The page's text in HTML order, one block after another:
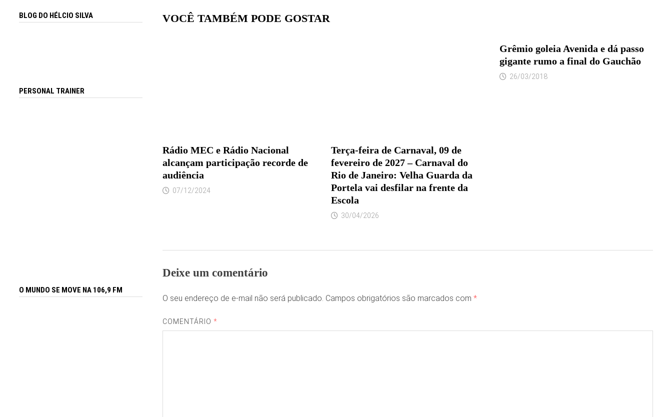
VOCÊ TAMBÉM PODE GOSTAR
Rádio MEC e Rádio Nacional
alcançam participação recorde de
audiência
07/12/2024
Terça-feira de Carnaval, 09 de
fevereiro de 2027 – Carnaval do
Rio de Janeiro: Velha Guarda da
Portela vai desfilar na frente da
Escola
30/04/2026
Grêmio goleia Avenida e dá passo
gigante rumo a final do Gauchão
26/03/2018
Deixe um comentário
O seu endereço de e-mail não será publicado. Campos obrigatórios são marcados com *
COMENTÁRIO*
BLOG DO HÉLCIO SILVA
PERSONAL TRAINER
O MUNDO SE MOVE NA 106,9 FM